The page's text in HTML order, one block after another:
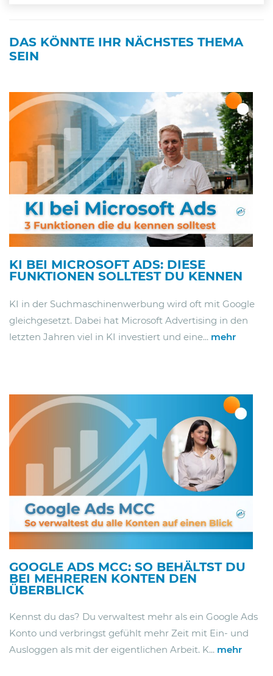
DAS KÖNNTE IHR NÄCHSTES THEMA
SEIN
KI BEI MICROSOFT ADS: DIESE
FUNKTIONEN SOLLTEST DU KENNEN
KI in der Suchmaschinenwerbung wird oft mit Google
gleichgesetzt. Dabei hat Microsoft Advertising in den
letzten Jahren viel in KI investiert und eine... mehr
GOOGLE ADS MCC: SO BEHÄLTST DU
BEI MEHREREN KONTEN DEN
ÜBERBLICK
Kennst du das? Du verwaltest mehr als ein Google Ads
Konto und verbringst gefühlt mehr Zeit mit Ein- und
Ausloggen als mit der eigentlichen Arbeit. K... mehr